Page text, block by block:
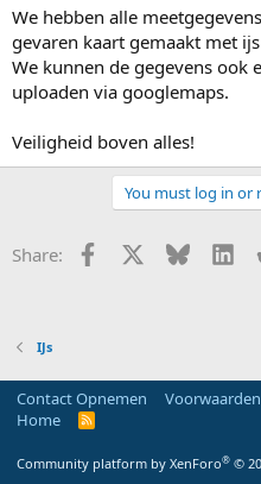
We hebben alle
gevaren kaart gemaakt met
We kunnen de gegevens ook
uploaden via googlemaps.
Veiligheid boven alles!
You must log in or
Share: Facebook Bluesky
IJs
Contact Opnemen
Home
R
Community platform by XenForo® ©